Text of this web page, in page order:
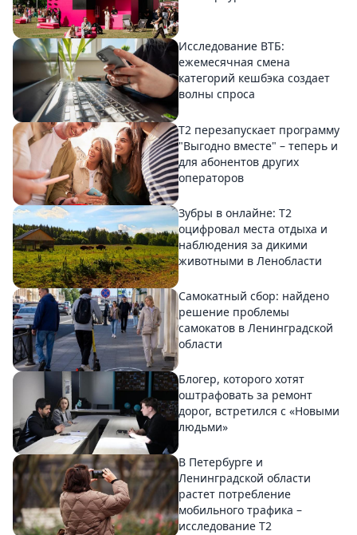
Исследование ВТБ:
ежемесячная смена
категорий кешбэка создает
волны спроса
Т2 перезапускает программу
"Выгодно вместе" – теперь и
для абонентов других
операторов
Зубры в онлайне: Т2
оцифровал места отдыха и
наблюдения за дикими
животными в Ленобласти
Самокатный сбор: найдено
решение проблемы
самокатов в Ленинградской
области
Блогер, которого хотят
оштрафовать за ремонт
дорог, встретился с «Новыми
людьми»
В Петербурге и
Ленинградской области
растет потребление
мобильного трафика –
исследование T2